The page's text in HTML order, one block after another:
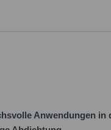
Anwendungen